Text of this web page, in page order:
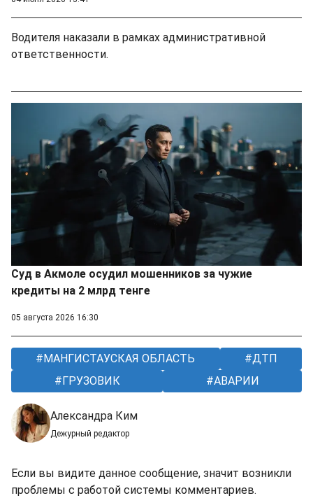
Водителя наказали в рамках административной
ответственности.
Суд в Акмоле осудил мошенников за чужие
кредиты на 2 млрд тенге
05 августа 2026 16:30
МАНГИСТАУСКАЯ ОБЛАСТЬ
ДТП
ГРУЗОВИК
АВАРИИ
Александра Ким
Дежурный редактор
Если вы видите данное сообщение, значит возникли
проблемы с работой системы комментариев.